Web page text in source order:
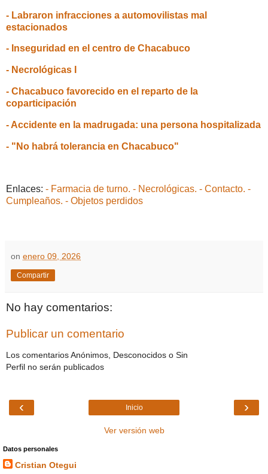
- Labraron infracciones a automovilistas mal
estacionados
- Inseguridad en el centro de Chacabuco
- Necrológicas I
- Chacabuco favorecido en el reparto de la
coparticipación
- Accidente en la madrugada: una persona hospitalizada
- "No habrá tolerancia en Chacabuco"
Enlaces: - Farmacia de turno. - Necrológicas. - Contacto. -
Cumpleaños. - Objetos perdidos
on enero 09, 2026
Compartir
No hay comentarios:
Publicar un comentario
Los comentarios Anónimos, Desconocidos o Sin
Perfil no serán publicados
‹ ›
Inicio
Ver versión web
Datos personales
Cristian Otegui